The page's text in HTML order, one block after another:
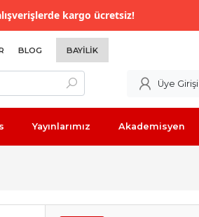
kargo ücretsiz!
BLOG BAYILIK
Üye Girişi
Yayınlarımız Akademisyen